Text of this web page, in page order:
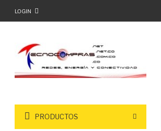
LOGIN
PRODUCTOS